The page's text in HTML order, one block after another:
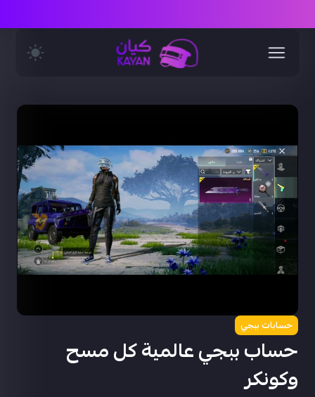
حسابات ببجي
حساب ببجي عالمية كل مسح
وكونكر